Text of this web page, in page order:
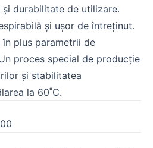
durabilitate de utilizare.
și ușor de întreținut.
plus parametrii de
proces special de producție
și stabilitatea
la 60˚C.